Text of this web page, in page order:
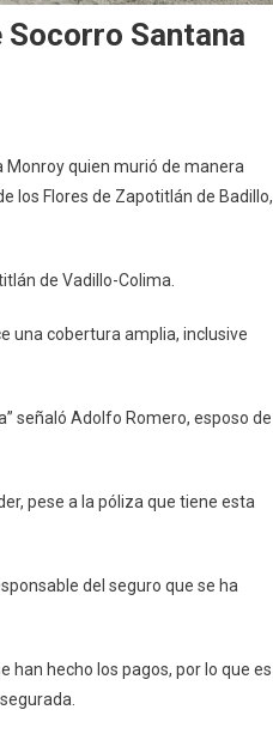
Socorro Santana
quien murió de manera
los Flores de Zapotitlán de Badillo,
de Vadillo-Colima.
una cobertura amplia, inclusive
señaló Adolfo Romero, esposo de
pese a la póliza que tiene esta
del seguro que se ha
han hecho los pagos, por lo que es